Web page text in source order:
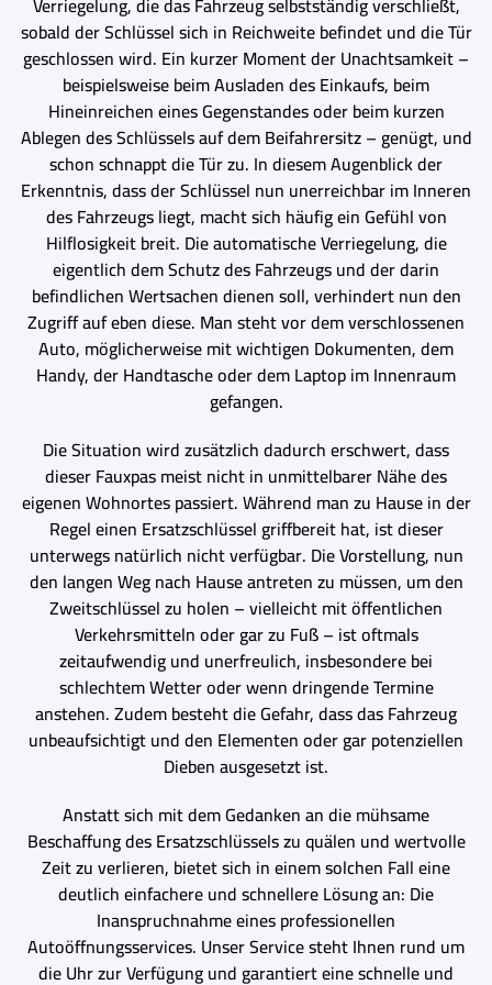
sobald der Schlüssel sich in Reichweite befindet und die Tür
geschlossen wird. Ein kurzer Moment der Unachtsamkeit –
beispielsweise beim Ausladen des Einkaufs, beim
Hineinreichen eines Gegenstandes oder beim kurzen
Ablegen des Schlüssels auf dem Beifahrersitz – genügt, und
schon schnappt die Tür zu. In diesem Augenblick der
Erkenntnis, dass der Schlüssel nun unerreichbar im Inneren
des Fahrzeugs liegt, macht sich häufig ein Gefühl von
Hilflosigkeit breit. Die automatische Verriegelung, die
eigentlich dem Schutz des Fahrzeugs und der darin
befindlichen Wertsachen dienen soll, verhindert nun den
Zugriff auf eben diese. Man steht vor dem verschlossenen
Auto, möglicherweise mit wichtigen Dokumenten, dem
Handy, der Handtasche oder dem Laptop im Innenraum
gefangen.
Die Situation wird zusätzlich dadurch erschwert, dass
dieser Fauxpas meist nicht in unmittelbarer Nähe des
eigenen Wohnortes passiert. Während man zu Hause in der
Regel einen Ersatzschlüssel griffbereit hat, ist dieser
unterwegs natürlich nicht verfügbar. Die Vorstellung, nun
den langen Weg nach Hause antreten zu müssen, um den
Zweitschlüssel zu holen – vielleicht mit öffentlichen
Verkehrsmitteln oder gar zu Fuß – ist oftmals
zeitaufwendig und unerfreulich, insbesondere bei
schlechtem Wetter oder wenn dringende Termine
anstehen. Zudem besteht die Gefahr, dass das Fahrzeug
unbeaufsichtigt und den Elementen oder gar potenziellen
Dieben ausgesetzt ist.
Anstatt sich mit dem Gedanken an die mühsame
Beschaffung des Ersatzschlüssels zu quälen und wertvolle
Zeit zu verlieren, bietet sich in einem solchen Fall eine
deutlich einfachere und schnellere Lösung an: Die
Inanspruchnahme eines professionellen
Autoöffnungsservices. Unser Service steht Ihnen rund um
die Uhr zur Verfügung und garantiert eine schnelle und